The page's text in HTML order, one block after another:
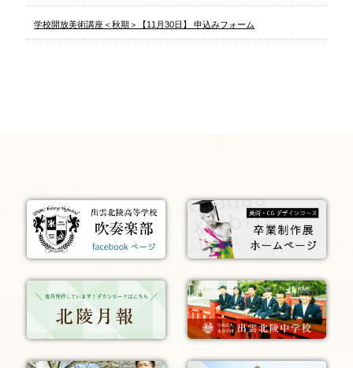
学校開放美術講座＜秋期＞【11月30日】 申込みフォーム